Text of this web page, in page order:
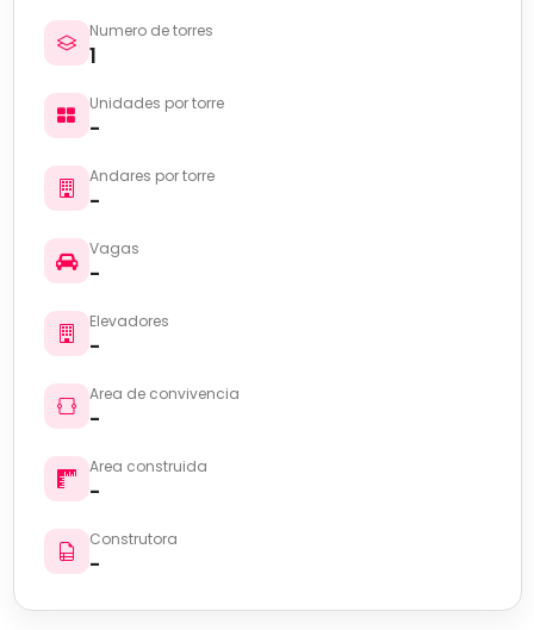
Numero de torres
1
Unidades por torre
-
Andares por torre
-
Vagas
-
Elevadores
-
Area de convivencia
-
Area construida
-
Construtora
-